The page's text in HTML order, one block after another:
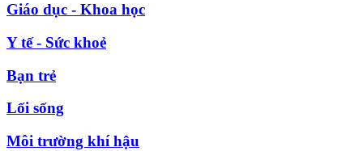
Giáo dục - Khoa học
Y tế - Sức khoẻ
Bạn trẻ
Lối sống
Môi trường khí hậu